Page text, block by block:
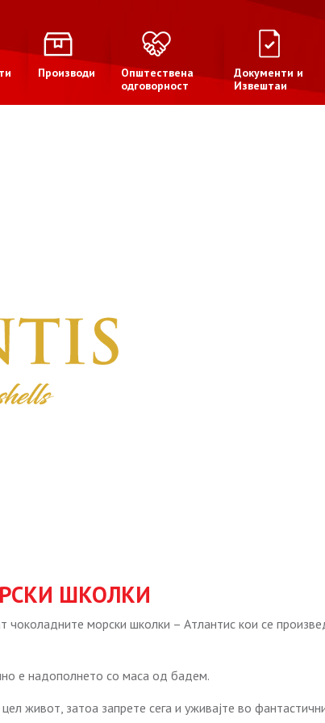
Производи
Општествена
одговорност
Документи и
Извештаи
ШКОЛКИ
чоколадните морски школки – Атлантис кои се
е надополнето со маса од бадем.
живот, затоа запрете сега и уживајте во